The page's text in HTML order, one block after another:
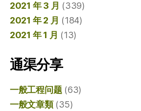
2021 年 3 月 (339)
2021 年 2 月 (184)
2021 年 1 月 (13)
通渠分享
一般工程问题(63)
一般文章類(35)